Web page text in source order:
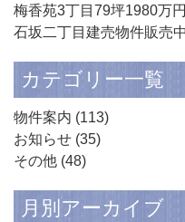
梅香苑3丁目79坪1980万
石坂二丁目建売物件販売
カテゴリー一覧
物件案内 (113)
お知らせ (35)
その他 (48)
月別アーカイブ